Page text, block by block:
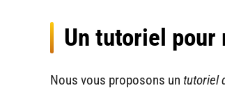
Un tutoriel pour
Nous vous proposons un tutoriel